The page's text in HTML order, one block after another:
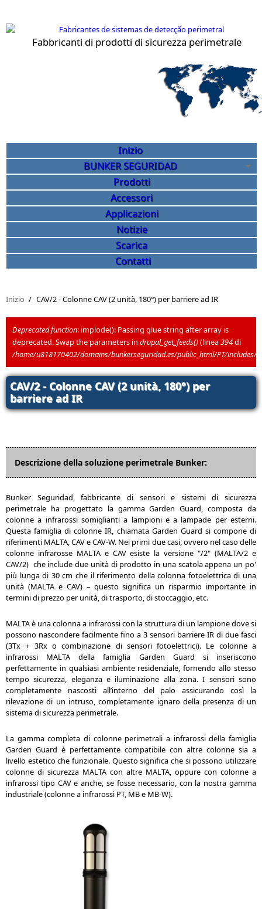
Fabbricanti di prodotti di sicurezza perimetrale
Inizio
BUNKER SEGURIDAD
Prodotti
Accessori
Applicazioni
Notizie
Scarica
Contatti
Inizio / CAV/2 - Colonne CAV (2 unità, 180°) per barriere ad IR
Messaggio di errore
Deprecated function: implode(): Passing glue string after array is
deprecated. Swap the parameters in drupal_get_feeds()(linea394di
/home/u818170402/domains/bunkerseguridad.es/public_html/PT/includes/
CAV/2 - Colonne CAV (2 unità, 180°) per
barriere ad IR
Descrizione della soluzione perimetrale Bunker:
Bunker Seguridad, fabbricante di sensori e sistemi di sicurezza
perimetrale ha progettato la gamma Garden Guard, composta da
colonne a infrarossi somiglianti a lampioni e a lampade per esterni.
Questa famiglia di colonne IR, chiamata Garden Guard si compone di
riferimenti MALTA, CAV e CAV-W. Nei primi due casi, ovvero nel caso delle
colonne infrarosse MALTA e CAV esiste la versione "/2" (MALTA/2 e
CAV/2) che include due unità di prodotto in una scatola appena un po'
più lunga di 30 cm che il riferimento della colonna fotoelettrica di una
unità (MALTA e CAV) – questo significa un risparmio importante in
termini di prezzo per unità, di trasporto, di stoccaggio, etc.
MALTA è una colonna a infrarossi con la struttura di un lampione dove si
possono nascondere facilmente fino a 3 sensori barriere IR di due fasci
(3Tx + 3Rx o combinazione di sensori fotoelettrici). Le colonne a
infrarossi MALTA della famiglia Garden Guard si inseriscono
perfettamente in qualsiasi ambiente residenziale, fornendo allo stesso
tempo sicurezza, eleganza e iluminazione alla zona. I sensori sono
completamente nascosti all’interno del palo assicurando così la
rilevazione di un intruso, completamente ignaro della presenza di un
sistema di sicurezza perimetrale.
La gamma completa di colonne perimetrali a infrarossi della famiglia
Garden Guard è perfettamente compatibile con altre colonne sia a
livello estetico che funzionale. Questo significa che si possono utilizzare
colonne di sicurezza MALTA con altre MALTA, oppure con colonne a
infrarossi tipo CAV e anche, se fosse necessario, con la nostra gamma
industriale (colonne a infrarossi PT, MB e MB-W).